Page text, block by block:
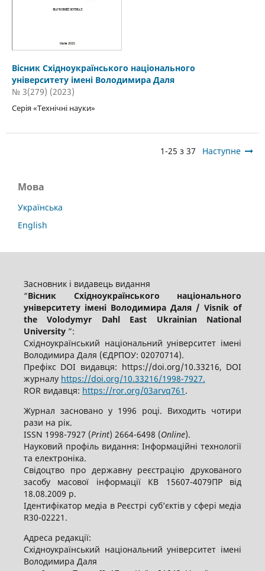
Вісник Східноукраїнського національного
університету імені Володимира Даля
№ 3(279) (2023)
Серія «Технічні науки»
1-25 з 37 Наступне
Мова
Українська
English
Засновник і видавець видання
“Вісник Східноукраїнського національного
університету імені Володимира Даля / Visnik of
the Volodymyr Dahl East Ukrainian National
University ”:
Східноукраїнський національний університет імені
Володимира Даля (ЄДРПОУ: 02070714).
Префікс DOI видавця: https://doi.org/10.33216, DOI
журналу https://doi.org/10.33216/1998-7927.
ROR видавця: https://ror.org/03arvq761 .
Журнал засновано у 1996 році. Виходить чотири
рази на рік.
ISSN 1998-7927 (Print) 2664-6498 (Online).
Науковий профіль видання: Інформаційні технології
та електроніка.
Свідоцтво про державну реєстрацію друкованого
засобу масової інформації КВ 15607-4079ПР від
18.08.2009 р.
Ідентифікатор медіа в Реєстрі суб’єктів у сфері медіа
R30-02221.
Адреса редакції:
Східноукраїнський національний університет імені
Володимира Даля